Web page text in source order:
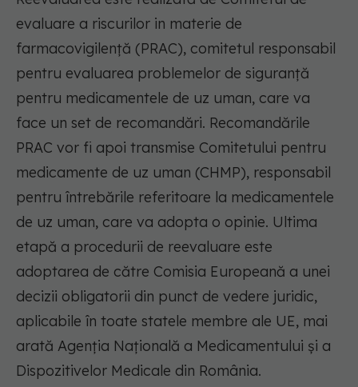
evaluare a riscurilor in materie de
farmacovigilență (PRAC), comitetul responsabil
pentru evaluarea problemelor de siguranță
pentru medicamentele de uz uman, care va
face un set de recomandări. Recomandările
PRAC vor fi apoi transmise Comitetului pentru
medicamente de uz uman (CHMP), responsabil
pentru întrebările referitoare la medicamentele
de uz uman, care va adopta o opinie. Ultima
etapă a procedurii de reevaluare este
adoptarea de către Comisia Europeană a unei
decizii obligatorii din punct de vedere juridic,
aplicabile în toate statele membre ale UE, mai
arată Agenția Națională a Medicamentului și a
Dispozitivelor Medicale din România.